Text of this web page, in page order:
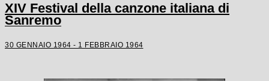
XIV Festival della canzone italiana di
Sanremo
30 GENNAIO 1964 - 1 FEBBRAIO 1964